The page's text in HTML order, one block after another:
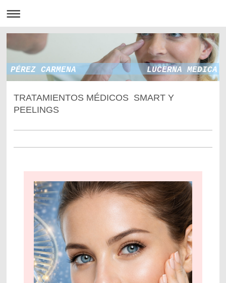
PÉREZ CARMENA LUCERNA MEDICA
TRATAMIENTOS MÉDICOS SMART Y
PEELINGS